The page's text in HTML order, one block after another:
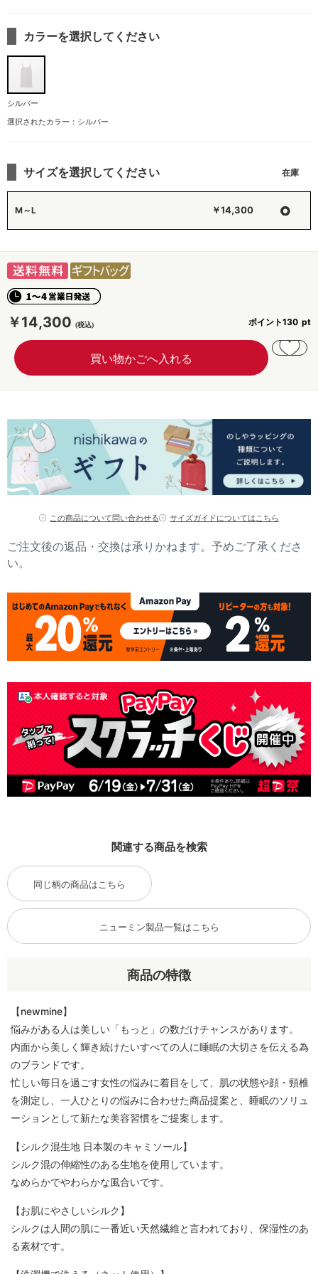
￥14,300 ポイント130
カラーを選択してください
シルバー
選択されたカラー：シルバー
サイズを選択してください
M～L ￥14,300 ○
この商品について問い合わせる サイズガイドについてはこちら
ご注文後の返品・交換は承りかねます。予めご了承くださ
い。
商品の特徴
【newmine】
悩みがある人は美しい「もっと」の数だけチャンスがあります。
内面から美しく輝き続けたいすべての人に睡眠の大切さを伝える為
のブランドです。
忙しい毎日を過ごす女性の悩みに着目をして、肌の状態や顔・頸椎
を測定し、一人ひとりの悩みに合わせた商品提案と、睡眠のソリュ
ーションとして新たな美容習慣をご提案します。
【シルク混生地 日本製のキャミソール】
シルク混の伸縮性のある生地を使用しています。
なめらかでやわらかな風合いです。
【お肌にやさしいシルク】
シルクは人間の肌に一番近い天然繊維と言われており、保湿性のあ
る素材です。
関連する商品を検索
同じ柄の商品はこちら
ニューミン製品一覧はこちら